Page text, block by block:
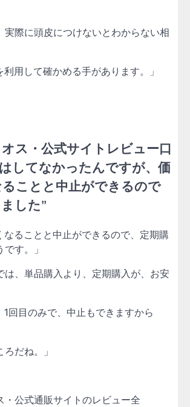
実際に頭皮につけないとわからない相
用して確かめる手があります。」
ス・公式サイトレビュー口
してなかったんですが、価
ことと中止ができるので
した”
なることと中止ができるので、定期購
す。」
は、単品購入より、定期購入が、お安
1回目のみで、中止もできますから
だね。」
・公式通販サイトのレビュー全